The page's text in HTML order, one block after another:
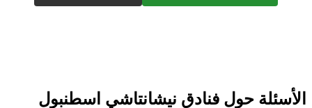
الأسئلة حول فنادق نيشانتاشي اسطنبول